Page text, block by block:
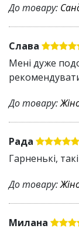
До товару:
Слава
Мені дуже
До товару:
Рада
Гарненькі,
До товару:
Милана